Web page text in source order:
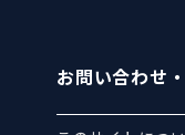
お問い合わせ